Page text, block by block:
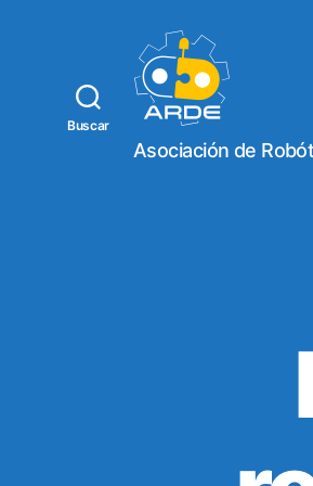
Buscar
W
e
Asociación de